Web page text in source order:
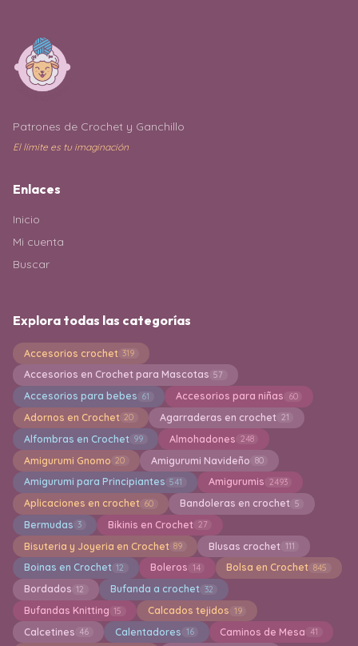
Patrones de Crochet y Ganchillo
El límite es tu imaginación
Enlaces
Inicio
Mi cuenta
Buscar
Explora todas las categorías
Accesorios crochet 319
Accesorios en Crochet para Mascotas 57
Accesorios para bebes 61 Accesorios para niñas 60
Adornos en Crochet 20 Agarraderas en crochet 21
Alfombras en Crochet 99 Almohadones 248
Amigurumi Gnomo 20 Amigurumi Navideño 80
Amigurumi para Principiantes 541 Amigurumis 2493
Aplicaciones en crochet 60 Bandoleras en crochet 5
Bermudas 3 Bikinis en Crochet 27
Bisuteria y Joyeria en Crochet 89 Blusas crochet 111
Boinas en Crochet 12 Boleros 14 Bolsa en Crochet 845
Bordados 12 Bufanda a crochet 32
Bufandas Knitting 15 Calcados tejidos 19
Calcetines 46 Calentadores 16 Caminos de Mesa 41